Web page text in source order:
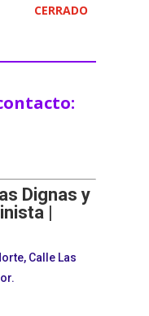
CERRADO
Dignas y
|
Calle Las